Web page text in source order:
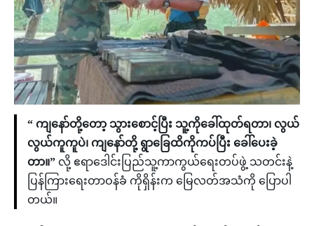
“ ကျနော်တို့တော့ သွားစောင့်ပြီး သူ့ကိုခေါ်ထုတ်ရတာ၊ လွယ်
လွယ်ကူကူပဲ၊ ကျနော်တို့ ရွာခြေထိကိုကပ်ပြီး ခေါ်ပေးခဲ့
တာ။” လို့ ဧရာဒေါင်းပြည်သူ့ကာကွယ်ရေးတပ်ဖွဲ့ သတင်းနဲ့
ပြန်ကြားရေးတာဝန်ခံ ကိုရှိန်းက မြေလတ်အသံကို ပြောပါ
တယ်။